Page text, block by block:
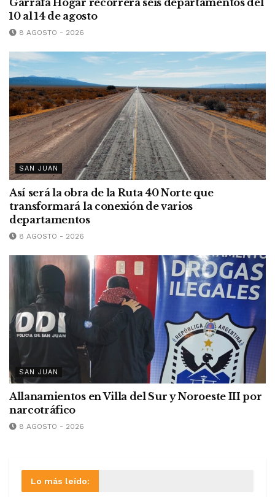
10 al 14 de agosto
8 AGOSTO - 2026
SAN JUAN
Así será la obra de la Ruta 40 Norte que
transformará la conexión de varios
departamentos
8 AGOSTO - 2026
SAN JUAN
Allanamientos en Villa del Sur y Noroeste III por
narcotráfico
8 AGOSTO - 2026
Lo más leído: